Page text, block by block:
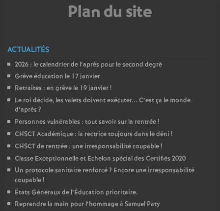
Plan du site
ACTUALITÉS
2026 : le calendrier de l’après pour le second degré
Grève éducation le 17 janvier
Retraites : en grève le 19 janvier!
Le roi décide, les valets doivent exécuter... C’est ça le monde
d’après ?
Personnes vulnérables : tout savoir sur la rentrée!
CHSCT Académique : la rectrice toujours dans le déni !
CHSCT de rentrée : une irresponsabilité coupable!
Classe Exceptionnelle et Echelon spécial des Certifiés 2020
Un protocole sanitaire renforcé? Encore une irresponsabilité
coupable!
États Généraux de l’Éducation prioritaire.
Reprendre la main pour l’hommage à Samuel Paty